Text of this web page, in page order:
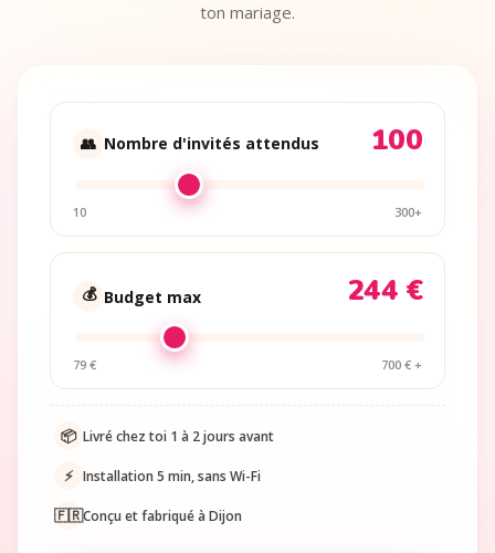
ton mariage.
👥 Nombre d'invités attendus 100
10 300+
💰 Budget max 244 €
79 € 700 € +
📦 Livré chez toi 1 à 2 jours avant
⚡ Installation 5 min, sans Wi-Fi
🇫🇷Conçu et fabriqué à Dijon